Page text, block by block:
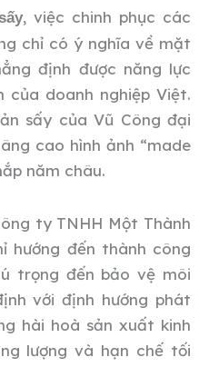
, việc chinh phục các
chỉ có ý nghĩa về mặt
định được năng lực
doanh nghiệp Việt.
sấy của Vũ Công đại
cao hình ảnh “made
năm châu.
ty TNHH Một Thành
hướng đến thành công
trọng đến bảo vệ môi
với định hướng phát
hài hoà sản xuất kinh
lượng và hạn chế tối